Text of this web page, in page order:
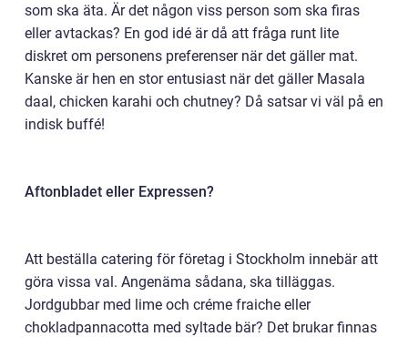
som ska äta. Är det någon viss person som ska firas
eller avtackas? En god idé är då att fråga runt lite
diskret om personens preferenser när det gäller mat.
Kanske är hen en stor entusiast när det gäller Masala
daal, chicken karahi och chutney? Då satsar vi väl på en
indisk buffé!
Aftonbladet eller Expressen?
Att beställa catering för företag i Stockholm innebär att
göra vissa val. Angenäma sådana, ska tilläggas.
Jordgubbar med lime och créme fraiche eller
chokladpannacotta med syltade bär? Det brukar finnas